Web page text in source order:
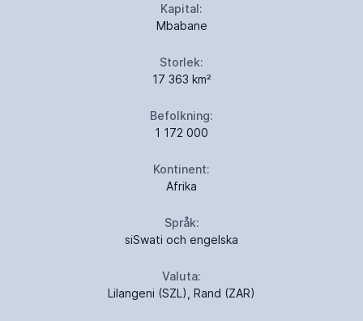
Kapital:
Mbabane
Storlek:
17 363 km²
Befolkning:
1 172 000
Kontinent:
Afrika
Språk:
siSwati och engelska
Valuta:
Lilangeni (SZL), Rand (ZAR)